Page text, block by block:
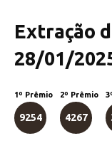
Extração
28/01/
1º Prêmio
9254
2º Prêmio
4267